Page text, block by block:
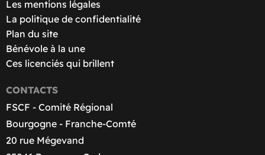
Les mentions légales
La politique de confidentialité
Plan du site
Bénévole à la une
Ces licenciés qui brillent
CONTACTS
FSCF - Comité Régional
Bourgogne - Franche-Comté
20 rue Mégevand